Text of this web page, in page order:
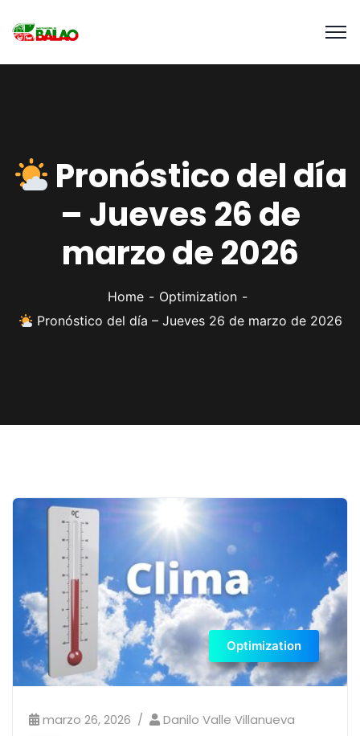
Pronóstico del día
– Jueves 26 de
marzo de 2026
Home
Optimization
Pronóstico del día – Jueves 26 de marzo de 2026
Optimization
marzo 26, 2026 Danilo Valle Villanueva